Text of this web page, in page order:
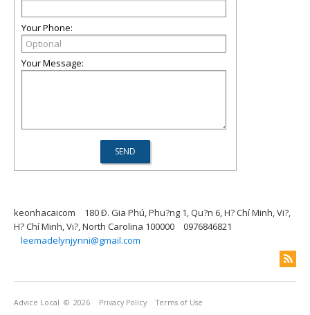
Your Phone:
Your Message:
keonhacaicom
180 Ð. Gia Phú, Phu?ng 1, Qu?n 6, H? Chí Minh, Vi?,
H? Chí Minh, Vi?, North Carolina 100000
0976846821
leemadelynjynni@gmail.com
Advice Local © 2026 Privacy Policy Terms of Use